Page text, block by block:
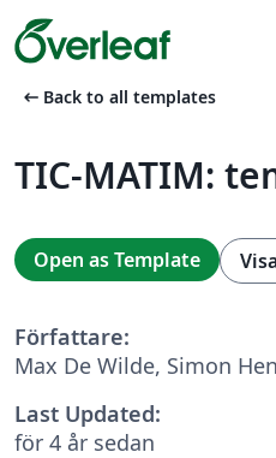
arrow_left_alt Back to all templates
TIC-MATIM:
Open as Template
Författare:
Max De Wilde, Simon
Last Updated:
för 4 år sedan